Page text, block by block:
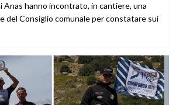
Anas hanno incontrato, in cantiere, una
del Consiglio comunale per constatare sui